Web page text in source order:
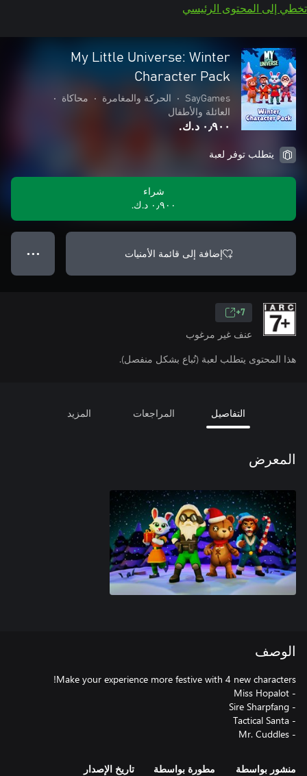
تخطي إلى المحتوى الرئيسي
My Little Universe: Winter
Character Pack
SayGames
• الحركة والمغامرة • محاكاة
•
العائلة والأطفال
٠٫٩٠٠ د.ك.‏
يتطلب توفر لعبة
شراء
٠٫٩٠٠ د.ك.‏
إضافة إلى قائمة الأمنيات ● ● ●
7+
عنف غير مرغوب
هذا المحتوى يتطلب لعبة (تُباع بشكل منفصل).
التفاصيل المراجعات المزيد
المعرض
الوصف
- Mr. Cuddles
منشور بواسطة مطورة بواسطة تاريخ الإصدار